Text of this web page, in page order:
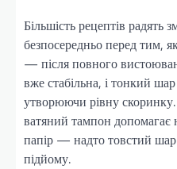
Більшість рецептів радять
безпосередньо перед тим,
— після повного
вже стабільна, і тонкий
утворюючи рівну
ватяний тампон
папір — надто товстий шар
підйому.